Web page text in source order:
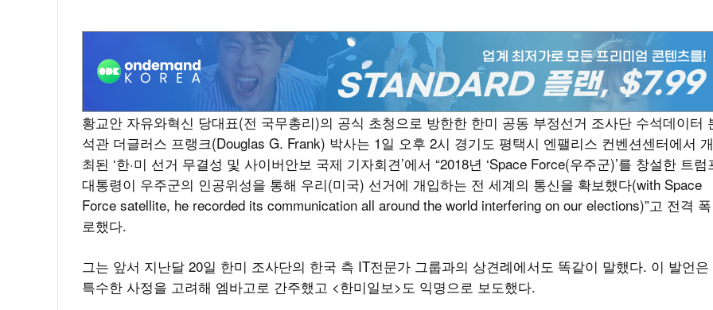
황교안 자유와혁신 당대표(전 국무총리)의 공식 초청으로 방한한 한미 공동 부정선거 조사단 수석데이터
석관 더글러스 프랭크(Douglas G. Frank) 박사는 1일 오후 2시 경기도 평택시 엔팰리스 컨벤션센터에서 개
최된 ‘한·미 선거 무결성 및 사이버안보 국제 기자회견’에서 “2018년 ‘Space Force(우주군)’를 창설한 트럼
대통령이 우주군의 인공위성을 통해 우리(미국) 선거에 개입하는 전 세계의 통신을 확보했다(with Space
Force satellite, he recorded its communication all around the world interfering on our elections)”고 전격 폭
로했다.
그는 앞서 지난달 20일 한미 조사단의 한국 측 IT전문가 그룹과의 상견례에서도 똑같이 말했다. 이 발언은
특수한 사정을 고려해 엠바고로 간주했고 <한미일보>도 익명으로 보도했다.